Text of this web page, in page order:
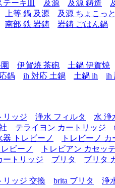
テーキ皿 及源 及源 鋳造
上等 鍋 及源 及源 ちょこっ
南部 鉄 岩鋳 岩鋳 ごはん鍋
伊賀焼 茶砲 土鍋 伊賀焼
鍋 ih 対応 土鍋 土鍋 ih ih
リッジ 浄水 フィルタ 水 浄
テライヨン カートリッジ
器 トレビーノ トレビーノ
ビーノ トレビアン カセッ
ートリッジ ブリタ ブリタ
リッジ 交換 brita ブリタ 浄